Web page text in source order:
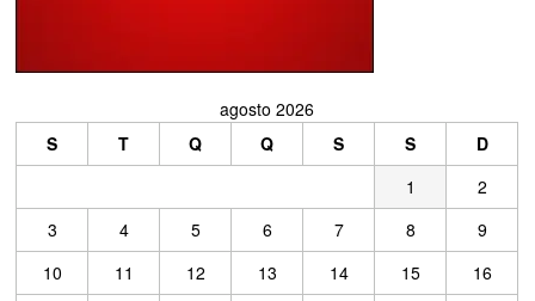
agosto 2026
S
T Q Q S S
D
1
2
3
4 5 6 7 8
9
10
11 12 13 14 15
16